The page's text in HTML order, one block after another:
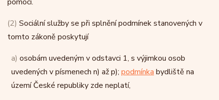
(2) Sociální služby se při splnění podmínek stanovených v
tomto zákoně poskytují
a) osobám uvedeným v odstavci 1, s výjimkou osob
uvedených v písmenech n) až p); podmínka bydliště na
území České republiky zde neplatí,